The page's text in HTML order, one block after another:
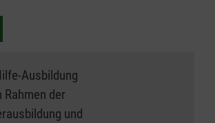
Ausbildung
der
und